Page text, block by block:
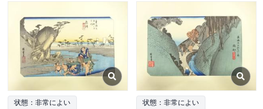
状態：非常によい
状態：非常によい